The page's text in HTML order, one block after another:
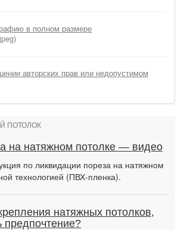
в полном размере
авторских прав или недопустимом
ПОТОЛОК
на натяжном потолке — видео
по ликвидации пореза на натяжном
технологией (ПВХ-пленка).
натяжных потолков,
предпочтение?